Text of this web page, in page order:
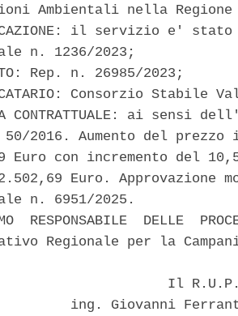
Ambientali nella Regione
il servizio e'
n. 1236/2023;
Rep. n. 26985/2023;
Consorzio Stabile
CONTRATTUALE: ai sensi
50/2016. Aumento del
Euro con incremento del
Euro. Approvazione
n. 6951/2025.
RESPONSABILE  DELLE
Regionale per la
Il
ing. Giovanni